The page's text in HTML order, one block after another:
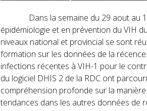
Dans la semaine du 29 aout au 1
épidémiologie et en prévention du VIH
niveaux national et provincial se sont
formation sur les données de la
infections récentes à VIH-1 pour le
du logiciel DHIS 2 de la RDC ont
compréhension profonde sur la
tendances dans les autres données de